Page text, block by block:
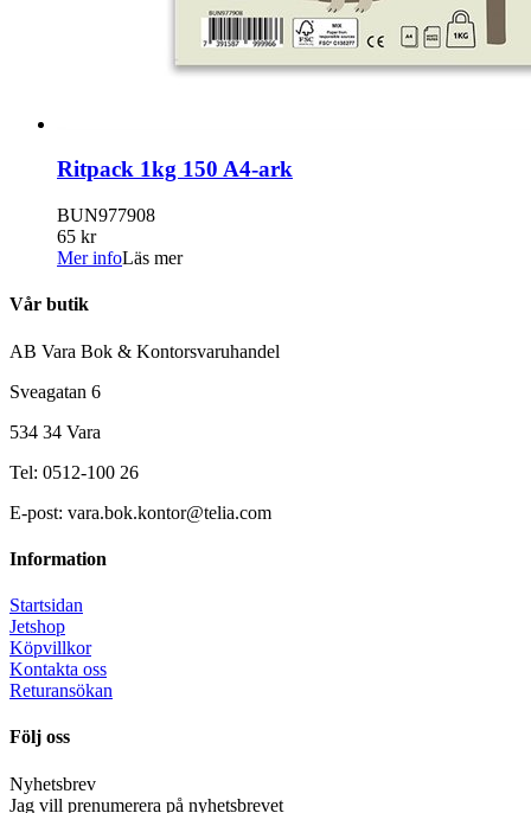
Ritpack 1kg 150 A4-ark
BUN977908
65 kr
Mer infoLäs mer
Vår butik
AB Vara Bok & Kontorsvaruhandel
Sveagatan 6
534 34 Vara
Tel: 0512-100 26
E-post: vara.bok.kontor@telia.com
Information
Startsidan
Jetshop
Köpvillkor
Kontakta oss
Returansökan
Följ oss
Nyhetsbrev
Jag vill prenumerera på nyhetsbrevet